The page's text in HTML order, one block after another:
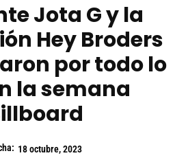
Jota G y la
Hey Broders
por todo lo
la semana
18 octubre, 2023